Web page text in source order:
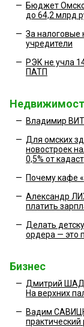
— Бюджет
до 64,2 млрд
— За налоговые
учредители
— РЭК не учла
ПАТП
— Владимир
— Для омских
новостроек
0,5% от
— Почему кафе
— Александр
платить
— Делать
ордера — это
Бизнес
— Дмитрий
На верхних
— Вадим
практический